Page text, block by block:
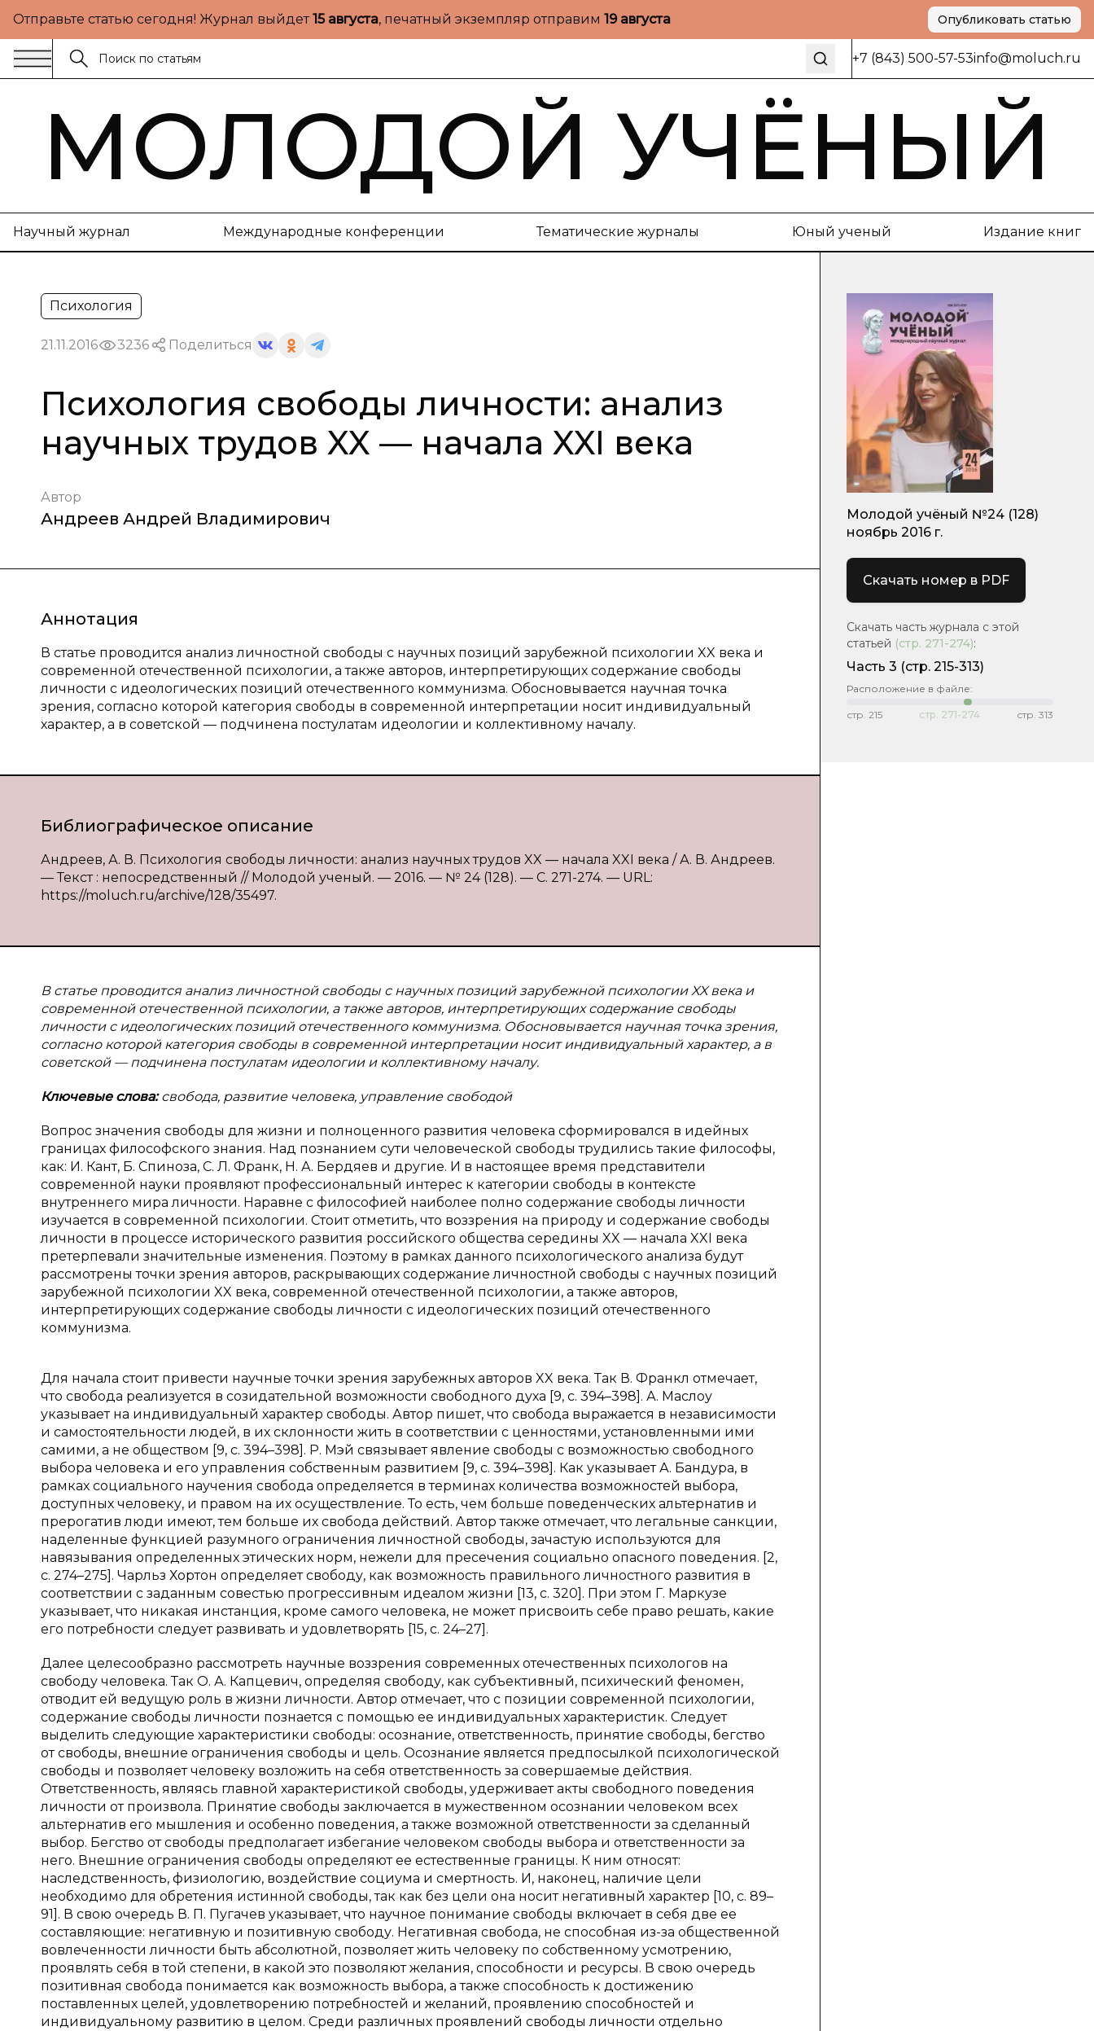
Отправьте статью сегодня! Журнал выйдет15 августа, печатный экземпляр отправим 19 августа Опубликовать статью
+7 (843) 500-57-53info@moluch.ru
МОЛОДОЙ УЧЁНЫЙ
Научный журнал Международные конференции Тематические журналы Юный ученый Издание книг
Психология
21.11.2016 3236 Поделиться
Психология свободы личности: анализ
научных трудов XX — начала XXI века
Автор
Андреев Андрей Владимирович
Аннотация
В статье проводится анализ личностной свободы с научных позиций зарубежной психологии XX века и
современной отечественной психологии, а также авторов, интерпретирующих содержание свободы
личности с идеологических позиций отечественного коммунизма. Обосновывается научная точка
зрения, согласно которой категория свободы в современной интерпретации носит индивидуальный
характер, а в советской — подчинена постулатам идеологии и коллективному началу.
Библиографическое описание
Андреев, А. В. Психология свободы личности: анализ научных трудов XX — начала XXI века / А. В. Андреев.
— Текст : непосредственный // Молодой ученый. — 2016. — № 24 (128). — С. 271-274. — URL:
https://moluch.ru/archive/128/35497.
В статье проводится анализ личностной свободы с научных позиций зарубежной психологии XX века и
современной отечественной психологии, а также авторов, интерпретирующих содержание свободы
личности с идеологических позиций отечественного коммунизма. Обосновывается научная точка зрения,
согласно которой категория свободы в современной интерпретации носит индивидуальный характер, а в
советской — подчинена постулатам идеологии и коллективному началу.
Ключевые слова:свобода, развитие человека, управление свободой
Вопрос значения свободы для жизни и полноценного развития человека сформировался в идейных
границах философского знания. Над познанием сути человеческой свободы трудились такие философы,
как: И. Кант, Б. Спиноза, С. Л. Франк, Н. А. Бердяев и другие. И в настоящее время представители
современной науки проявляют профессиональный интерес к категории свободы в контексте
внутреннего мира личности. Наравне с философией наиболее полно содержание свободы личности
изучается в современной психологии. Стоит отметить, что воззрения на природу и содержание свободы
личности в процессе исторического развития российского общества середины XX — начала XXI века
претерпевали значительные изменения. Поэтому в рамках данного психологического анализа будут
рассмотрены точки зрения авторов, раскрывающих содержание личностной свободы с научных позиций
зарубежной психологии XX века, современной отечественной психологии, а также авторов,
интерпретирующих содержание свободы личности с идеологических позиций отечественного
коммунизма.
Для начала стоит привести научные точки зрения зарубежных авторов XX века. Так В. Франкл отмечает,
что свобода реализуется в созидательной возможности свободного духа [9, с. 394–398]. А. Маслоу
указывает на индивидуальный характер свободы. Автор пишет, что свобода выражается в независимости
и самостоятельности людей, в их склонности жить в соответствии с ценностями, установленными ими
самими, а не обществом [9, с. 394–398]. Р. Мэй связывает явление свободы с возможностью свободного
выбора человека и его управления собственным развитием [9, с. 394–398]. Как указывает А. Бандура, в
рамках социального научения свобода определяется в терминах количества возможностей выбора,
доступных человеку, и правом на их осуществление. То есть, чем больше поведенческих альтернатив и
прерогатив люди имеют, тем больше их свобода действий. Автор также отмечает, что легальные санкции,
наделенные функцией разумного ограничения личностной свободы, зачастую используются для
навязывания определенных этических норм, нежели для пресечения социально опасного поведения. [2,
с. 274–275]. Чарльз Хортон определяет свободу, как возможность правильного личностного развития в
соответствии с заданным совестью прогрессивным идеалом жизни [13, с. 320]. При этом Г. Маркузе
указывает, что никакая инстанция, кроме самого человека, не может присвоить себе право решать, какие
его потребности следует развивать и удовлетворять [15, с. 24–27].
Далее целесообразно рассмотреть научные воззрения современных отечественных психологов на
свободу человека. Так О. А. Капцевич, определяя свободу, как субъективный, психический феномен,
отводит ей ведущую роль в жизни личности. Автор отмечает, что с позиции современной психологии,
содержание свободы личности познается с помощью ее индивидуальных характеристик. Следует
выделить следующие характеристики свободы: осознание, ответственность, принятие свободы, бегство
от свободы, внешние ограничения свободы и цель. Осознание является предпосылкой психологической
свободы и позволяет человеку возложить на себя ответственность за совершаемые действия.
Ответственность, являясь главной характеристикой свободы, удерживает акты свободного поведения
личности от произвола. Принятие свободы заключается в мужественном осознании человеком всех
альтернатив его мышления и особенно поведения, а также возможной ответственности за сделанный
выбор. Бегство от свободы предполагает избегание человеком свободы выбора и ответственности за
него. Внешние ограничения свободы определяют ее естественные границы. К ним относят:
наследственность, физиологию, воздействие социума и смертность. И, наконец, наличие цели
необходимо для обретения истинной свободы, так как без цели она носит негативный характер [10, с. 89–
91]. В свою очередь В. П. Пугачев указывает, что научное понимание свободы включает в себя две ее
составляющие: негативную и позитивную свободу. Негативная свобода, не способная из-за общественной
вовлеченности личности быть абсолютной, позволяет жить человеку по собственному усмотрению,
проявлять себя в той степени, в какой это позволяют желания, способности и ресурсы. В свою очередь
позитивная свобода понимается как возможность выбора, а также способность к достижению
поставленных целей, удовлетворению потребностей и желаний, проявлению способностей и
индивидуальному развитию в целом. Среди различных проявлений свободы личности отдельно
Молодой учёный №24 (128)
ноябрь 2016 г.
Скачать номер в PDF
Скачать часть журнала с этой
статьей (стр. 271-274):
Часть 3 (cтр. 215-313)
Расположение в файле:
стр. 215 стр. 271-274 стр. 313